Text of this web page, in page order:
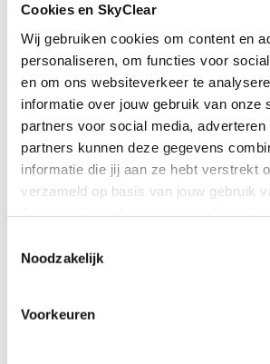
Cookies en SkyClear
Wij gebruiken cookies om content en
personaliseren, om functies voor
en om ons websiteverkeer te
informatie over jouw gebruik van onze
partners voor social media,
partners kunnen deze gegevens
informatie die jij aan ze hebt verstrekt
verzameld op basis van jouw gebruik
Noodzakelijk
Voorkeuren
Neem contact op